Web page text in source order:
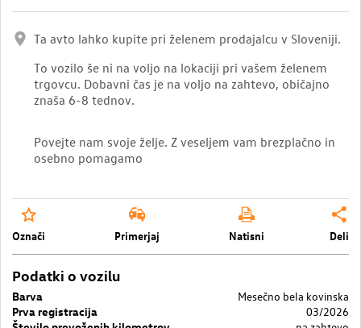
Ta avto lahko kupite pri želenem prodajalcu v Sloveniji.
To vozilo še ni na voljo na lokaciji pri vašem želenem
trgovcu. Dobavni čas je na voljo na zahtevo, običajno
znaša 6-8 tednov.
Povejte nam svoje želje. Z veseljem vam brezplačno in
osebno pomagamo
Označi Primerjaj Natisni Deli
Podatki o vozilu
Barva
Mesečno bela kovinska
Prva registracija
03/2026